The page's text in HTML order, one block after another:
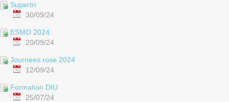
Supertri
30/09/24
ESMO 2024
20/09/24
Journees rose 2024
12/09/24
Formation DIU
25/07/24